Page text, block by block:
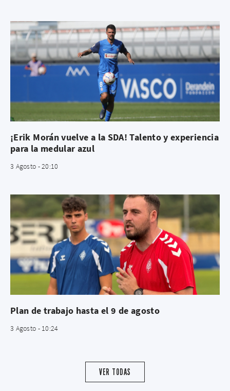
¡Erik Morán vuelve a la SDA! Talento y experiencia
para la medular azul
3 Agosto - 20:10
Plan de trabajo hasta el 9 de agosto
3 Agosto - 10:24
VER TODAS